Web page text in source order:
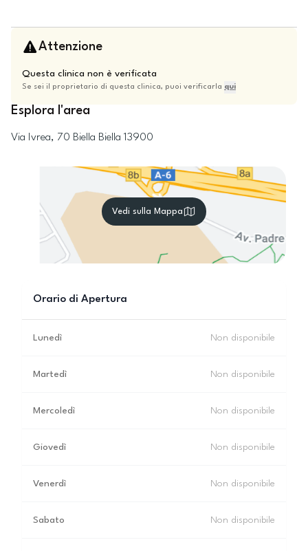
Attenzione
Questa clinica non è verificata
Se sei il proprietario di questa clinica, puoi verificarla qui
Esplora l'area
Via Ivrea, 70 Biella Biella 13900
Vedi sulla Mappa
Orario di Apertura
Lunedì Non disponibile
Martedì Non disponibile
Mercoledì Non disponibile
Giovedì Non disponibile
Venerdì Non disponibile
Sabato Non disponibile